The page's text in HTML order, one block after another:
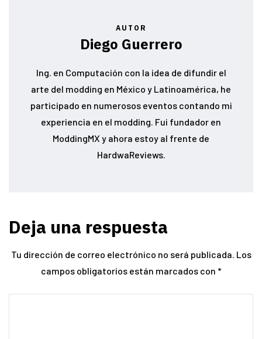
AUTOR
Diego Guerrero
Ing. en Computación con la idea de difundir el
arte del modding en México y Latinoamérica, he
participado en numerosos eventos contando mi
experiencia en el modding. Fui fundador en
ModdingMX y ahora estoy al frente de
HardwaReviews.
Deja una respuesta
Tu dirección de correo electrónico no será publicada. Los
campos obligatorios están marcados con *